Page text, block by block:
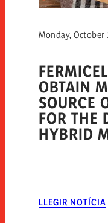
OBTAIN
SOURCE
FOR THE
HYBRID
Monday, October
LLEGIR NOTÍCIA